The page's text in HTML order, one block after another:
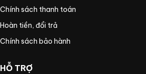
Chính sách thanh toán
Hoàn tiền, đổi trả
Chính sách bảo hành
HỖ TRỢ